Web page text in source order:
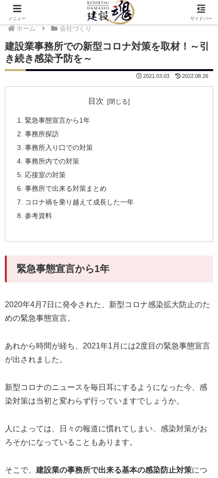
ホーム 会社づくり
建設業事務所での新型コロナ対策を取材！～引
き続き感染予防を～
2021.03.03 2022.08.26
目次
緊急事態宣言から1年
事務所探訪
事務所入り口での対策
事務所内での対策
応接室の対策
事務所で出来る対策まとめ
コロナ禍を乗り越えて成長した一年
参考資料
緊急事態宣言から1年
2020年4月7日に発令された、新型コロナ感染拡大防止のた
めの緊急事態宣言。
あれから時間が経ち、2021年1月には2度目の緊急事態宣言
が出されました。
新型コロナのニュースを毎日耳にするようになった今、感
染対策は当初と変わらず行っていますでしょうか。
人によっては、日々の報道に慣れてしまい、感染対策がお
ろそかになっていることもあります。
そこで、 建設業の事務所で出来る基本の感染防止対策につ
メニュー サイドバー